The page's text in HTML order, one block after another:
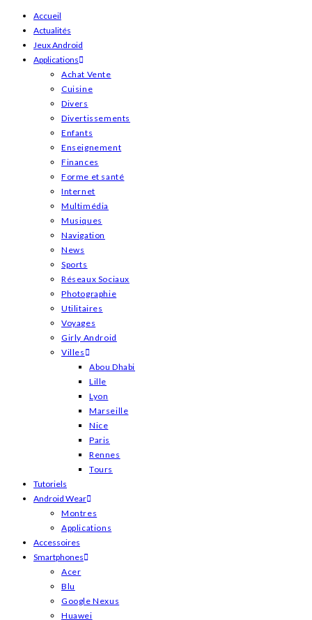
Skip
content
Accueil
Actualités
Jeux Android
Applications
Achat Vente
Cuisine
Divers
Divertissements
Enfants
Enseignement
Finances
Forme et santé
Internet
Multimédia
Musiques
Navigation
News
Sports
Réseaux Sociaux
Photographie
Utilitaires
Voyages
Girly Android
Villes
Abou Dhabi
Lille
Lyon
Marseille
Nice
Paris
Rennes
Tours
Tutoriels
Android Wear
Montres
Applications
Accessoires
Smartphones
Acer
Blu
Google Nexus
Huawei